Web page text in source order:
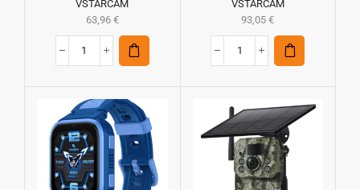
VSTARCAM
63,96 €
VSTARCAM
93,05€